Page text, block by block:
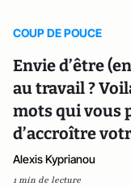
COUP DE POUCE
Envie d’être
au travail ?
mots qui vous
d’accroître
Alexis Kyprianou
1 min de lecture